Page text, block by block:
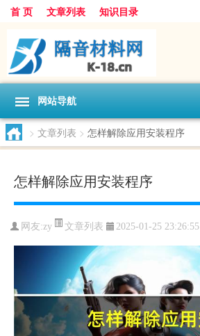
首 页 文章列表 知识目录
网站导航
> 文章列表 > 怎样解除应用安装程序
怎样解除应用安装程序
网友:zy 文章列表 2025-01-25 23:26:55